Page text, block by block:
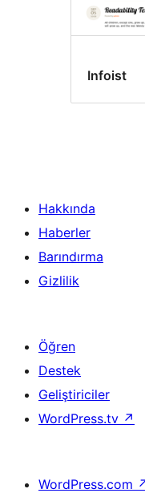
Infoist
Hakkında
Haberler
Barındırma
Gizlilik
Öğren
Destek
Geliştiriciler
WordPress.tv ↗
WordPress.com